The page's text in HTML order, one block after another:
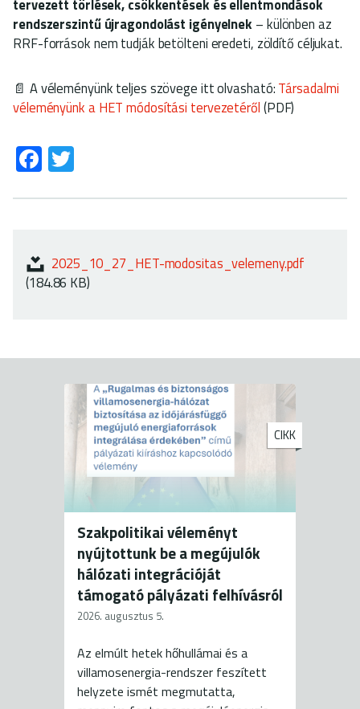
tervezett törlések, csökkentések és ellentmondások
rendszerszintű újragondolást igényelnek – különben az
RRF-források nem tudják betölteni eredeti, zöldítő céljukat.
📄 A véleményünk teljes szövege itt olvasható: Társadalmi
véleményünk a HET módosítási tervezetéről (PDF)
Fa
ce
b
ok
tt
2025_10_27_HET-modositas_velemeny.pdf
(184.86 KB)
CIKK
Szakpolitikai véleményt
nyújtottunk be a megújulók
hálózati integrációját
támogató pályázati felhívásról
2026. augusztus 5.
Az elmúlt hetek hőhullámai és a
villamosenergia-rendszer feszített
helyzete ismét megmutatta,